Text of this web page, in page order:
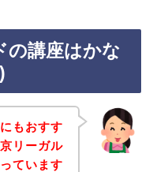
の講座はかな
もおすす
リーガル
ています